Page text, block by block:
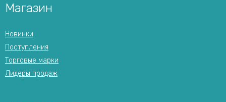
Магазин
Новинки
Поступления
Торговые марки
Лидеры продаж